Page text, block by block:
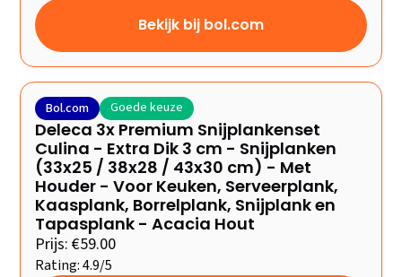
Bekijk bij bol.com
Bol.com Goede keuze
Deleca 3x Premium Snijplankenset
Culina - Extra Dik 3 cm - Snijplanken
(33x25 / 38x28 / 43x30 cm) - Met
Houder - Voor Keuken, Serveerplank,
Kaasplank, Borrelplank, Snijplank en
Tapasplank - Acacia Hout
Prijs: €59.00
Rating: 4.9/5